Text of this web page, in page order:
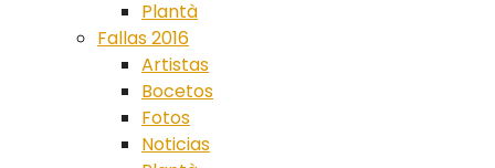
Plantà
Fallas 2016
Artistas
Bocetos
Fotos
Noticias